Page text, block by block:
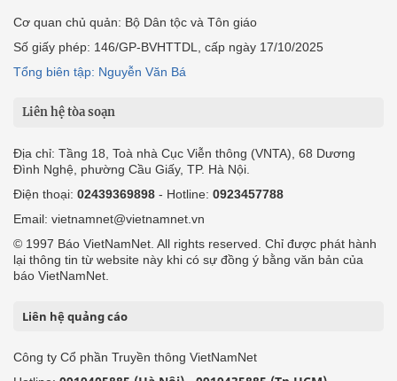
Cơ quan chủ quản: Bộ Dân tộc và Tôn giáo
Số giấy phép: 146/GP-BVHTTDL, cấp ngày 17/10/2025
Tổng biên tập: Nguyễn Văn Bá
Liên hệ tòa soạn
Địa chỉ: Tầng 18, Toà nhà Cục Viễn thông (VNTA), 68 Dương
Đình Nghệ, phường Cầu Giấy, TP. Hà Nội.
Điện thoại: 02439369898 - Hotline: 0923457788
Email: vietnamnet@vietnamnet.vn
© 1997 Báo VietNamNet. All rights reserved. Chỉ được phát hành
lại thông tin từ website này khi có sự đồng ý bằng văn bản của
báo VietNamNet.
Liên hệ quảng cáo
Công ty Cổ phần Truyền thông VietNamNet